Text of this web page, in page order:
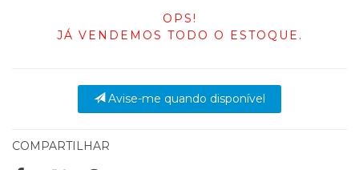
OPS!
JÁ VENDEMOS TODO O ESTOQUE.
Avise-me quando disponível
COMPARTILHAR